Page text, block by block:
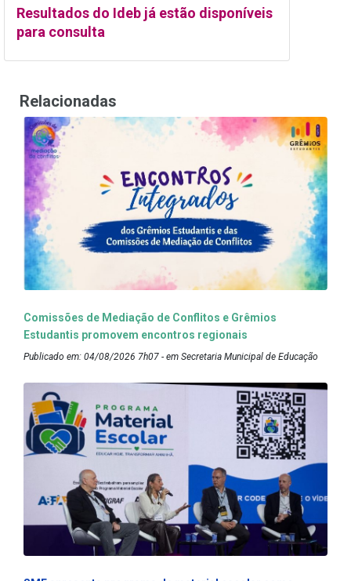
Resultados do Ideb já estão disponíveis
para consulta
Relacionadas
Comissões de Mediação de Conflitos e Grêmios
Estudantis promovem encontros regionais
Publicado em: 04/08/2026 7h07 - em Secretaria Municipal de Educação